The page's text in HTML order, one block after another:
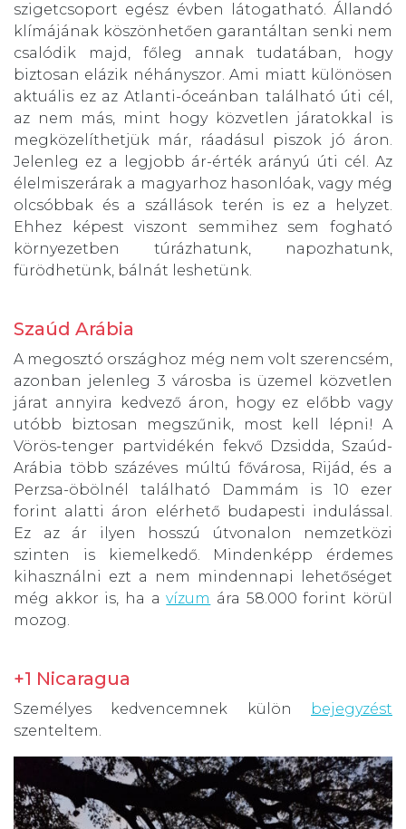
szigetcsoport egész évben látogatható. Állandó
klímájának köszönhetően garantáltan senki nem
csalódik majd, főleg annak tudatában, hogy
biztosan elázik néhányszor. Ami miatt különösen
aktuális ez az Atlanti-óceánban található úti cél,
az nem más, mint hogy közvetlen járatokkal is
megközelíthetjük már, ráadásul piszok jó áron.
Jelenleg ez a legjobb ár-érték arányú úti cél. Az
élelmiszerárak a magyarhoz hasonlóak, vagy még
olcsóbbak és a szállások terén is ez a helyzet.
Ehhez képest viszont semmihez sem fogható
környezetben túrázhatunk, napozhatunk,
fürödhetünk, bálnát leshetünk.
Szaúd Arábia
A megosztó országhoz még nem volt szerencsém,
azonban jelenleg 3 városba is üzemel közvetlen
járat annyira kedvező áron, hogy ez előbb vagy
utóbb biztosan megszűnik, most kell lépni! A
Vörös-tenger partvidékén fekvő Dzsidda, Szaúd-
Arábia több százéves múltú fővárosa, Rijád, és a
Perzsa-öbölnél található Dammám is 10 ezer
forint alatti áron elérhető budapesti indulással.
Ez az ár ilyen hosszú útvonalon nemzetközi
szinten is kiemelkedő. Mindenképp érdemes
kihasználni ezt a nem mindennapi lehetőséget
még akkor is, ha avízum ára 58.000 forint körül
mozog.
+1 Nicaragua
Személyes kedvencemnek külön
bejegyzést
szenteltem.